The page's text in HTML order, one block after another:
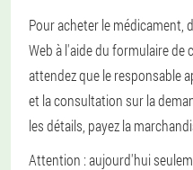
Pour acheter le médicament,
Web à l'aide du formulaire de
attendez que le responsable
et la consultation sur la
les détails, payez la
Attention : aujourd'hui